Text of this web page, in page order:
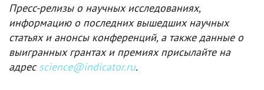
Пресс-релизы о научных исследованиях,
информацию о последних вышедших научных
статьях и анонсы конференций, а также данные о
выигранных грантах и премиях присылайте на
адресscience@indicator.ru.